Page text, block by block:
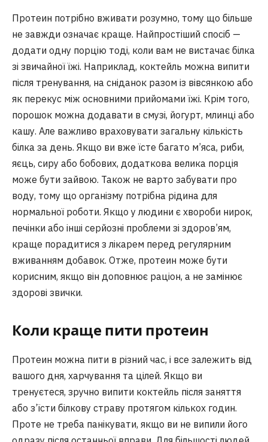
Протеин потрібно вживати розумно, тому що більше
не завжди означає краще. Найпростіший спосіб —
додати одну порцію тоді, коли вам не вистачає білка
зі звичайної їжі. Наприклад, коктейль можна випити
після тренування, на сніданок разом із вівсянкою або
як перекус між основними прийомами їжі. Крім того,
порошок можна додавати в смузі, йогурт, млинці або
кашу. Але важливо враховувати загальну кількість
білка за день. Якщо ви вже їсте багато м’яса, риби,
яєць, сиру або бобових, додаткова велика порція
може бути зайвою. Також не варто забувати про
воду, тому що організму потрібна рідина для
нормальної роботи. Якщо у людини є хвороби нирок,
печінки або інші серйозні проблеми зі здоров’ям,
краще порадитися з лікарем перед регулярним
вживанням добавок. Отже, протеин може бути
корисним, якщо він доповнює раціон, а не замінює
здорові звички.
Коли краще пити протеин
Протеин можна пити в різний час, і все залежить від
вашого дня, харчування та цілей. Якщо ви
тренуєтеся, зручно випити коктейль після заняття
або з’їсти білкову страву протягом кількох годин.
Проте не треба панікувати, якщо ви не випили його